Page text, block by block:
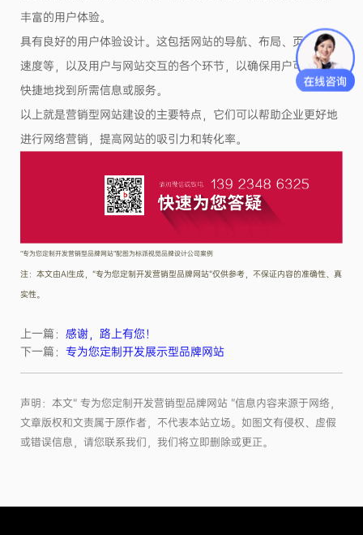
丰富的用户体验。
具有良好的用户体验设计。这包括网站的导航、布局、页面加载
速度等，以及用户与网站交互的各个环节，以确保用户可以方便
快捷地找到所需信息或服务。
以上就是营销型网站建设的主要特点，它们可以帮助企业更好地
进行网络营销，提高网站的吸引力和转化率。
“专为您定制开发营销型品牌网站”配图为标派视觉品牌设计公司案例
注：本文由AI生成，“专为您定制开发营销型品牌网站”仅供参考，不保证内容的准确性、真
实性。
上一篇： 感谢，路上有您！
下一篇： 专为您定制开发展示型品牌网站
声明：本文“ 专为您定制开发营销型品牌网站 ”信息内容来源于网络，
文章版权和文责属于原作者，不代表本站立场。如图文有侵权、虚假
或错误信息，请您联系我们，我们将立即删除或更正。